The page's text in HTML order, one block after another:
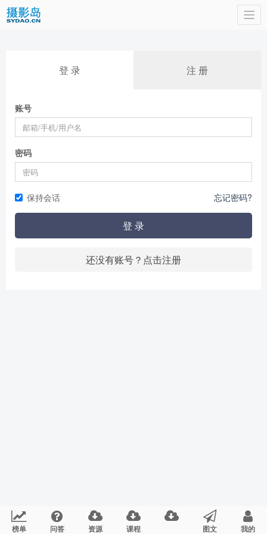
登 录 注 册
账号
密码
保持会话 忘记密码?
登 录
还没有账号？点击注册
榜单 问答 资源 课程 图文 我的